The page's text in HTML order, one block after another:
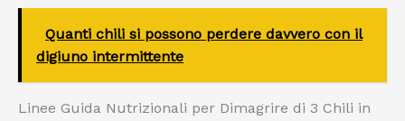
Quanti chili si possono perdere davvero con il
digiuno intermittente
Linee Guida Nutrizionali per Dimagrire di 3 Chili in